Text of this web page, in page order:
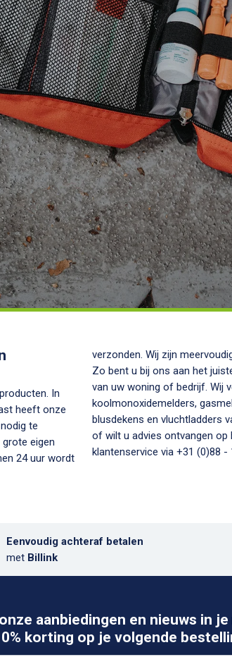
In
heeft onze
te
eigen
24 uur wordt
verzonden. Wij zijn meervoudig gecertificeerd en officieel dealer van een groot aantal A-merken.
Zo bent u bij ons aan het
van uw woning of bedrijf. Wij
koolmonoxidemelders,
blusdekens en vluchtladders van alle bekende
of wilt u advies ontvangen
klantenservice via +31 (0)88 -
Eenvoudig achteraf betalen
met Billink
aanbiedingen en nieuws in
korting op je volgende